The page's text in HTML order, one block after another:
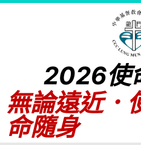
2026使
無論遠近．
命隨身